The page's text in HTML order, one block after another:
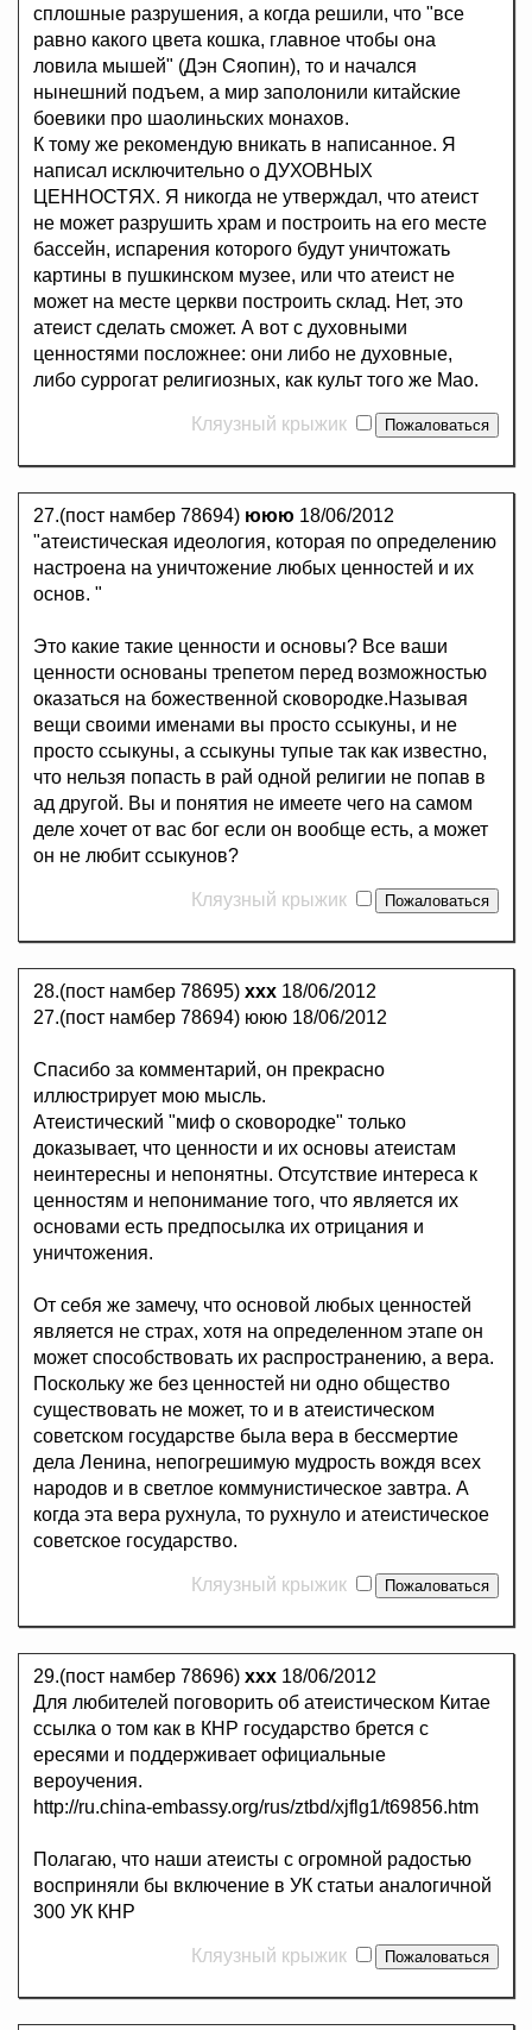
сплошные разрушения, а когда решили, что "все
равно какого цвета кошка, главное чтобы она
ловила мышей" (Дэн Сяопин), то и начался
нынешний подъем, а мир заполонили китайские
боевики про шаолиньских монахов.
К тому же рекомендую вникать в написанное. Я
написал исключительно о ДУХОВНЫХ
ЦЕННОСТЯХ. Я никогда не утверждал, что атеист
не может разрушить храм и построить на его месте
бассейн, испарения которого будут уничтожать
картины в пушкинском музее, или что атеист не
может на месте церкви построить склад. Нет, это
атеист сделать сможет. А вот с духовными
ценностями посложнее: они либо не духовные,
либо суррогат религиозных, как культ того же Мао.
Кляузный крыжик
27.(пост намбер 78694) ююю 18/06/2012
"атеистическая идеология, которая по определению
настроена на уничтожение любых ценностей и их
основ. "
Это какие такие ценности и основы? Все ваши
ценности основаны трепетом перед возможностью
оказаться на божественной сковородке.Называя
вещи своими именами вы просто ссыкуны, и не
просто ссыкуны, а ссыкуны тупые так как известно,
что нельзя попасть в рай одной религии не попав в
ад другой. Вы и понятия не имеете чего на самом
деле хочет от вас бог если он вообще есть, а может
он не любит ссыкунов?
Кляузный крыжик
28.(пост намбер 78695) ххх 18/06/2012
27.(пост намбер 78694) ююю 18/06/2012
Спасибо за комментарий, он прекрасно
иллюстрирует мою мысль.
Атеистический "миф о сковородке" только
доказывает, что ценности и их основы атеистам
неинтересны и непонятны. Отсутствие интереса к
ценностям и непонимание того, что является их
основами есть предпосылка их отрицания и
уничтожения.
От себя же замечу, что основой любых ценностей
является не страх, хотя на определенном этапе он
может способствовать их распространению, а вера.
Поскольку же без ценностей ни одно общество
существовать не может, то и в атеистическом
советском государстве была вера в бессмертие
дела Ленина, непогрешимую мудрость вождя всех
народов и в светлое коммунистическое завтра. А
когда эта вера рухнула, то рухнуло и атеистическое
советское государство.
Кляузный крыжик
29.(пост намбер 78696) ххх 18/06/2012
Для любителей поговорить об атеистическом Китае
ссылка о том как в КНР государство брется с
ересями и поддерживает официальные
вероучения.
http://ru.china-embassy.org/rus/ztbd/xjflg1/t69856.htm
Полагаю, что наши атеисты с огромной радостью
восприняли бы включение в УК статьи аналогичной
300 УК КНР
Кляузный крыжик